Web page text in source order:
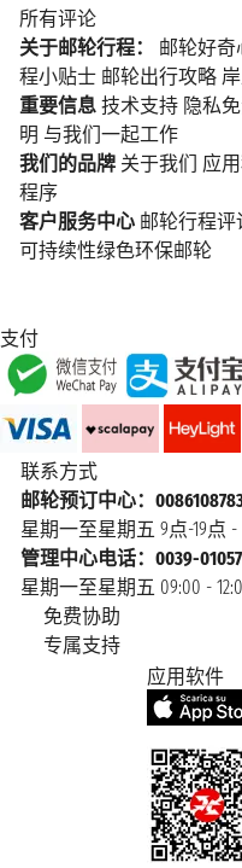
所有评论
关于邮轮行程：
邮轮好奇
程小贴士 邮轮出行攻略
重要信息 技术支持 隐私
明 与我们一起工作
我们的品牌 关于我们 应
程序
客户服务中心 邮轮行程评
可持续性绿色环保邮轮
支付
联系方式
邮轮预订中心：
星期一至星期五 9点-19点 -
管理中心电话：0039-
星期一至星期五 09:00 -
免费协助
专属支持
应用软件